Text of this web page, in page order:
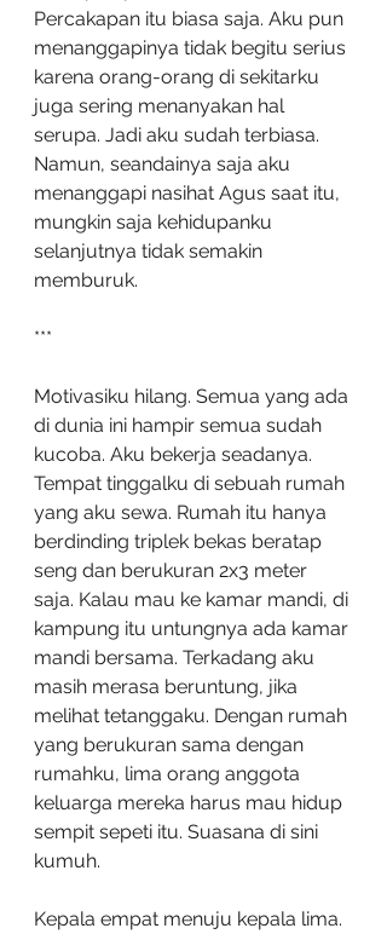
Percakapan itu biasa saja. Aku pun
menanggapinya tidak begitu serius
karena orang-orang di sekitarku
juga sering menanyakan hal
serupa. Jadi aku sudah terbiasa.
Namun, seandainya saja aku
menanggapi nasihat Agus saat itu,
mungkin saja kehidupanku
selanjutnya tidak semakin
memburuk.
***
Motivasiku hilang. Semua yang ada
di dunia ini hampir semua sudah
kucoba. Aku bekerja seadanya.
Tempat tinggalku di sebuah rumah
yang aku sewa. Rumah itu hanya
berdinding triplek bekas beratap
seng dan berukuran 2x3 meter
saja. Kalau mau ke kamar mandi, di
kampung itu untungnya ada kamar
mandi bersama. Terkadang aku
masih merasa beruntung, jika
melihat tetanggaku. Dengan rumah
yang berukuran sama dengan
rumahku, lima orang anggota
keluarga mereka harus mau hidup
sempit sepeti itu. Suasana di sini
kumuh.
Kepala empat menuju kepala lima.